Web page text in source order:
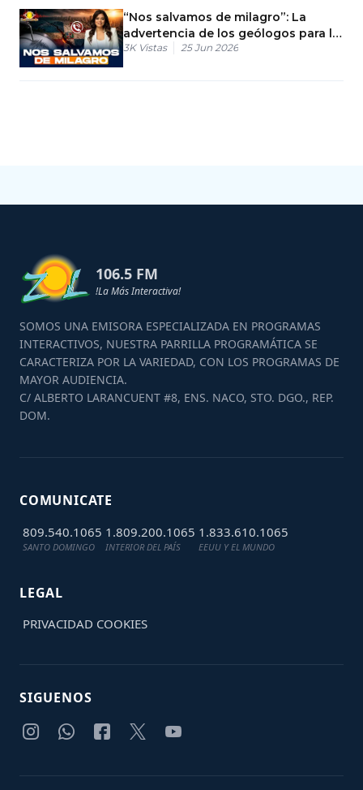
“Nos salvamos de milagro”: La
advertencia de los geólogos para la
Isla de Santo Domingo
3K Vistas 25 Jun 2026
106.5 FM
!La Más Interactiva!
SOMOS UNA EMISORA ESPECIALIZADA EN PROGRAMAS
INTERACTIVOS, NUESTRA PARRILLA PROGRAMÁTICA SE
CARACTERIZA POR LA VARIEDAD, CON LOS PROGRAMAS DE
MAYOR AUDIENCIA.
C/ ALBERTO LARANCUENT #8, ENS. NACO, STO. DGO., REP.
DOM.
COMUNICATE
809.540.1065
SANTO DOMINGO
1.809.200.1065
INTERIOR DEL PAÍS
1.833.610.1065
EEUU Y EL MUNDO
LEGAL
PRIVACIDAD COOKIES
SIGUENOS